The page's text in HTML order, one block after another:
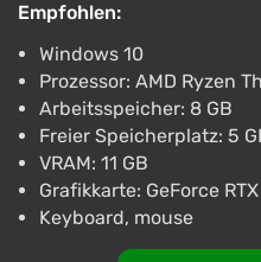
Empfohlen:
Windows 10
Prozessor: AMD Ryzen
Arbeitsspeicher: 8 GB
Freier Speicherplatz: 5
VRAM: 11 GB
Grafikkarte: GeForce
Keyboard, mouse